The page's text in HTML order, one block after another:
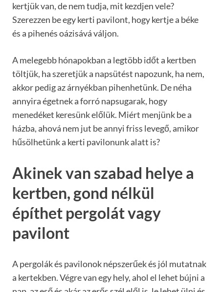
kertjük van, de nem tudja, mit kezdjen vele?
Szerezzen be egy kerti pavilont, hogy kertje a béke
és a pihenés oázisává váljon.
A melegebb hónapokban a legtöbb időt a kertben
töltjük, ha szeretjük a napsütést napozunk, ha nem,
akkor pedig az árnyékban pihenhetünk. De néha
annyira égetnek a forró napsugarak, hogy
menedéket keresünk előlük. Miért menjünk be a
házba, ahová nem jut be annyi friss levegő, amikor
hűsölhetünk a kerti pavilonunk alatt is?
Akinek van szabad helye a
kertben, gond nélkül
építhet pergolát vagy
pavilont
A pergolák és pavilonok népszerűek és jól mutatnak
a kertekben. Végre van egy hely, ahol el lehet bújni a